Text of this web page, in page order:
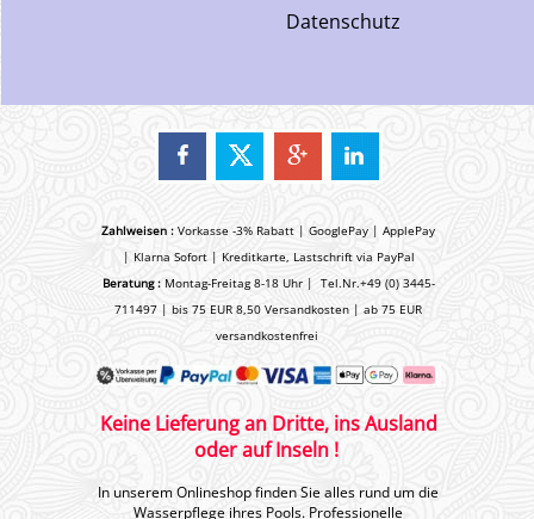
Datenschutz
Zahlweisen : Vorkasse -3% Rabatt | GooglePay | ApplePay
| Klarna Sofort | Kreditkarte, Lastschrift via PayPal
Beratung :Montag-Freitag 8-18 Uhr | Tel.Nr.+49 (0) 3445-
711497 | bis 75 EUR 8,50 Versandkosten | ab 75 EUR
versandkostenfrei
Keine Lieferung an Dritte, ins Ausland
oder auf Inseln !
In unserem Onlineshop finden Sie alles rund um die
Wasserpflege ihres Pools. Professionelle